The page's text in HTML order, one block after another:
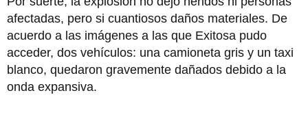
afectadas, pero si cuantiosos daños materiales. De
acuerdo a las imágenes a las que Exitosa pudo
acceder, dos vehículos: una camioneta gris y un taxi
blanco, quedaron gravemente dañados debido a la
onda expansiva.